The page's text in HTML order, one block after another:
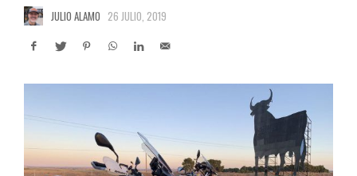
JULIO ALAMO 26 JULIO, 2019